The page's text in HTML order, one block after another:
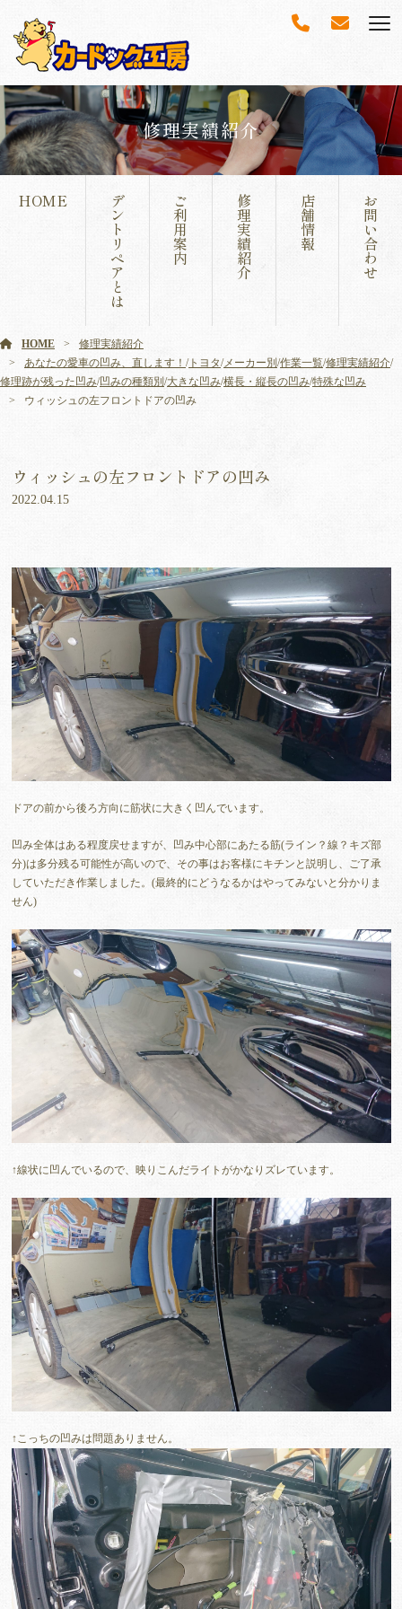
修理実績紹介
HOME デ
ン
ト
リ
ペ
ア
と
は
ご
利
用
案
内
修
理
実
績
紹
介
店
舗
情
報
お
問
い
合
わ
せ
HOME
修理実績紹介
あなたの愛車の凹み、直します！ /トヨタ/メーカー別 /作業一覧/修理実績紹介/
修理跡が残った凹み/凹みの種類別 /大きな凹み/横長・縦長の凹み/特殊な凹み
ウィッシュの左フロントドアの凹み
ウィッシュの左フロントドアの凹み
2022.04.15
ドアの前から後ろ方向に筋状に大きく凹んでいます。
凹み全体はある程度戻せますが、凹み中心部にあたる筋(ライン？線？キズ部
分)は多分残る可能性が高いので、その事はお客様にキチンと説明し、ご了承
していただき作業しました。(最終的にどうなるかはやってみないと分かりま
せん)
↑線状に凹んでいるので、映りこんだライトがかなりズレています。
↑こっちの凹みは問題ありません。